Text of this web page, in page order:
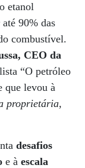
etanol
90% das
combustível.
CEO da
“O petróleo
que levou à
proprietária,
desafios
e à escala